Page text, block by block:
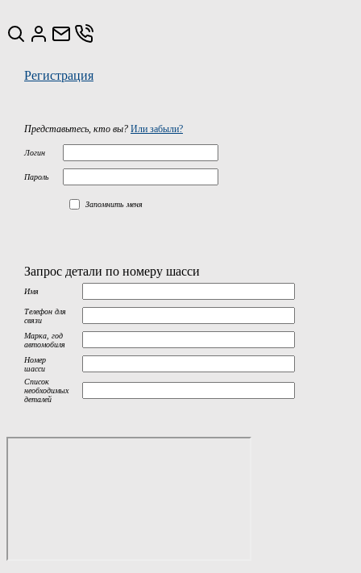
Регистрация
Представьтесь, кто вы? Или забыли?
Логин
Пароль
Запомнить меня
Запрос детали по номеру шасси
Имя
Телефон для
связи
Марка, год
автомобиля
Номер
шасси
Список
необходимых
деталей